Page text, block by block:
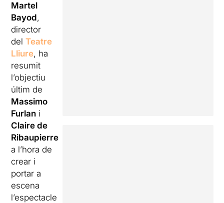
Martel
Bayod,
director
delTeatre
Lliure, ha
resumit
l’objectiu
últim de
Massimo
Furlan i
Claire de
Ribaupierre
a l’hora de
crear i
portar a
escena
l’espectacle